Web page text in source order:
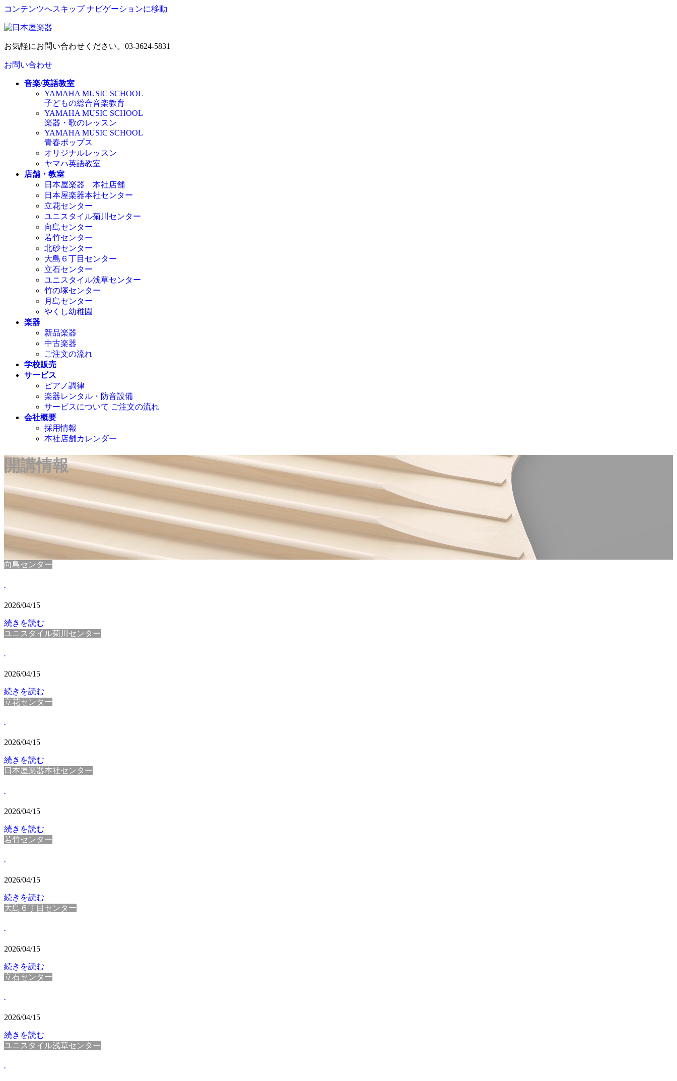
コンテンツへスキップ ナビゲーションに移動
お気軽にお問い合わせください。 03-3624-5831
お問い合わせ
音楽/英語教室
YAMAHA MUSIC SCHOOL
子どもの総合音楽教育
YAMAHA MUSIC SCHOOL
楽器・歌のレッスン
YAMAHA MUSIC SCHOOL
青春ポップス
オリジナルレッスン
ヤマハ英語教室
店舗・教室
日本屋楽器 本社店舗
日本屋楽器本社センター
立花センター
ユニスタイル菊川センター
向島センター
若竹センター
北砂センター
大島６丁目センター
立石センター
ユニスタイル浅草センター
竹の塚センター
月島センター
やくし幼稚園
楽器
新品楽器
中古楽器
ご注文の流れ
学校販売
サービス
ピアノ調律
楽器レンタル・防音設備
サービスについて ご注文の流れ
会社概要
採用情報
本社店舗カレンダー
開講情報
向島センター
.
2026/04/15
続きを読む
ユニスタイル菊川センター
.
2026/04/15
続きを読む
立花センター
.
2026/04/15
続きを読む
日本屋楽器本社センター
.
2026/04/15
続きを読む
若竹センター
.
2026/04/15
続きを読む
大島６丁目センター
.
2026/04/15
続きを読む
立石センター
.
2026/04/15
続きを読む
ユニスタイル浅草センター
.